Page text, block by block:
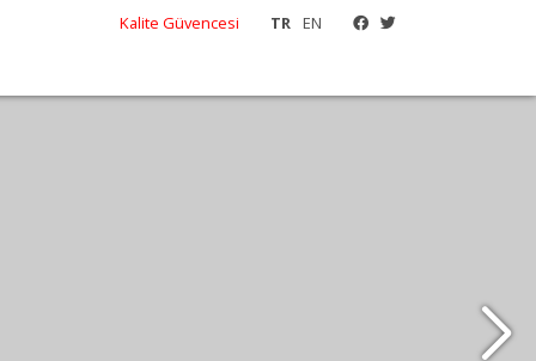
TR EN
Kalite Güvencesi